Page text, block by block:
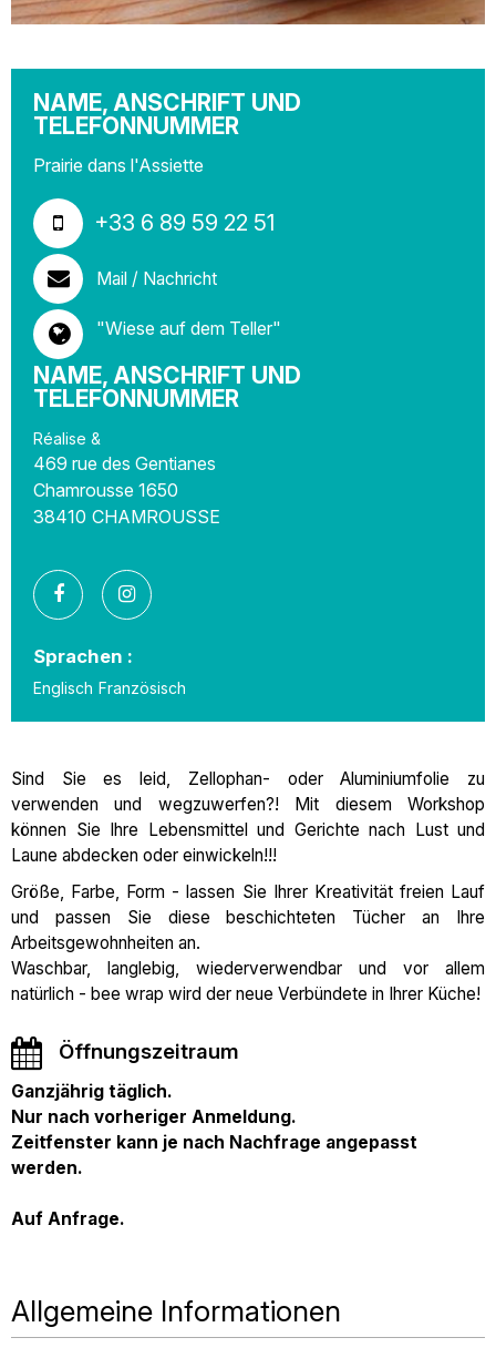
NAME, ANSCHRIFT UND
TELEFONNUMMER
Prairie dans l'Assiette
+33 6 89 59 22 51
Mail / Nachricht
"Wiese auf dem Teller"
NAME, ANSCHRIFT UND
TELEFONNUMMER
Réalise &
469 rue des Gentianes
Chamrousse 1650
38410 CHAMROUSSE
Sprachen :
Englisch Französisch
Sind Sie es leid, Zellophan- oder Aluminiumfolie zu
verwenden und wegzuwerfen?! Mit diesem Workshop
können Sie Ihre Lebensmittel und Gerichte nach Lust und
Laune abdecken oder einwickeln!!!
Größe, Farbe, Form - lassen Sie Ihrer Kreativität freien Lauf
und passen Sie diese beschichteten Tücher an Ihre
Arbeitsgewohnheiten an.
Waschbar, langlebig, wiederverwendbar und vor allem
natürlich - bee wrap wird der neue Verbündete in Ihrer Küche!
Öffnungszeitraum
Ganzjährig täglich.
Nur nach vorheriger Anmeldung.
Zeitfenster kann je nach Nachfrage angepasst
werden.
Auf Anfrage.
Allgemeine Informationen